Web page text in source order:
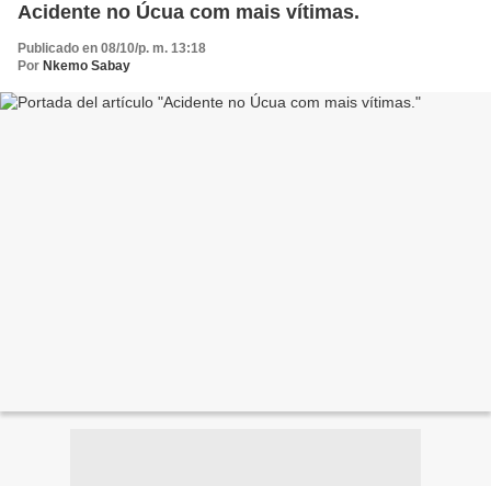
Acidente no Úcua com mais vítimas.
Publicado en 08/10/p. m. 13:18
Por Nkemo Sabay